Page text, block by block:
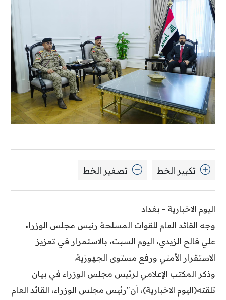
تكبير الخط تصغير الخط
اليوم الاخبارية - بغداد
وجه القائد العام للقوات المسلحة رئيس مجلس الوزراء
علي فالح الزيدي، اليوم السبت، بالاستمرار في تعزيز
الاستقرار الأمني ورفع مستوى الجهوزية.
وذكر المكتب الإعلامي لرئيس مجلس الوزراء في بيان
تلقته(اليوم الاخبارية)، أن"رئيس مجلس الوزراء، القائد العام